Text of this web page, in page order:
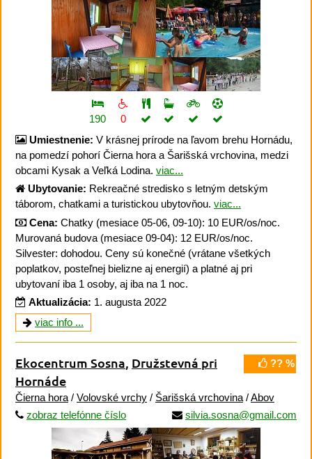
190
0
Umiestnenie: V krásnej prírode na ľavom brehu Hornádu,
na pomedzí pohorí Čierna hora a Šarišská vrchovina, medzi
obcami Kysak a Veľká Lodina. viac...
Ubytovanie: Rekreačné stredisko s letným detským
táborom, chatkami a turistickou ubytovňou. viac...
Cena: Chatky (mesiace 05-06, 09-10): 10 EUR/os/noc.
Murovaná budova (mesiace 09-04): 12 EUR/os/noc.
Silvester: dohodou. Ceny sú konečné (vrátane všetkých
poplatkov, posteľnej bielizne aj energií) a platné aj pri
ubytovaní iba 1 osoby, aj iba na 1 noc.
Aktualizácia: 1. augusta 2022
viac info ...
?? %
Ekocentrum Sosna, Družstevná pri
Hornáde
Čierna hora / Volovské vrchy / Šarišská vrchovina /Abov
zobraz telefónne číslo
silvia.sosna@gmail.com